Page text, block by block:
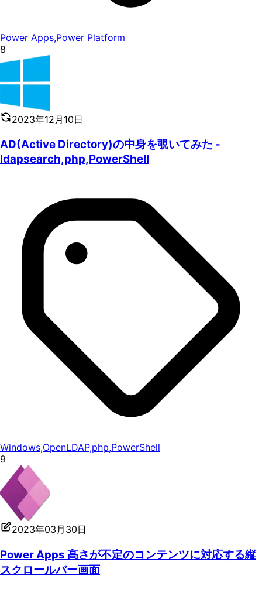
Power Apps,Power Platform
8
2023年12月10日
AD(Active Directory)の中身を覗いてみた -
ldapsearch,php,PowerShell
Windows,OpenLDAP,php,PowerShell
9
2023年03月30日
Power Apps 高さが不定のコンテンツに対応する縦
スクロールバー画面